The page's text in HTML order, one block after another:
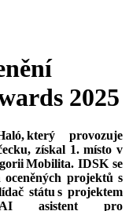
2025
který provozuje
získal 1. místo v
Mobilita. IDSK se
projektů s
státu s projektem
AI asistent pro